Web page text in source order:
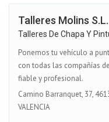
Talleres Molins S.L.
Talleres De Chapa Y
Ponemos tu vehículo a
con todas las compañías
fiable y profesional.
Camino Barranquet, 37,
VALENCIA